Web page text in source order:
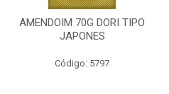
AMENDOIM 70G DORI TIPO
JAPONES
Código: 5797